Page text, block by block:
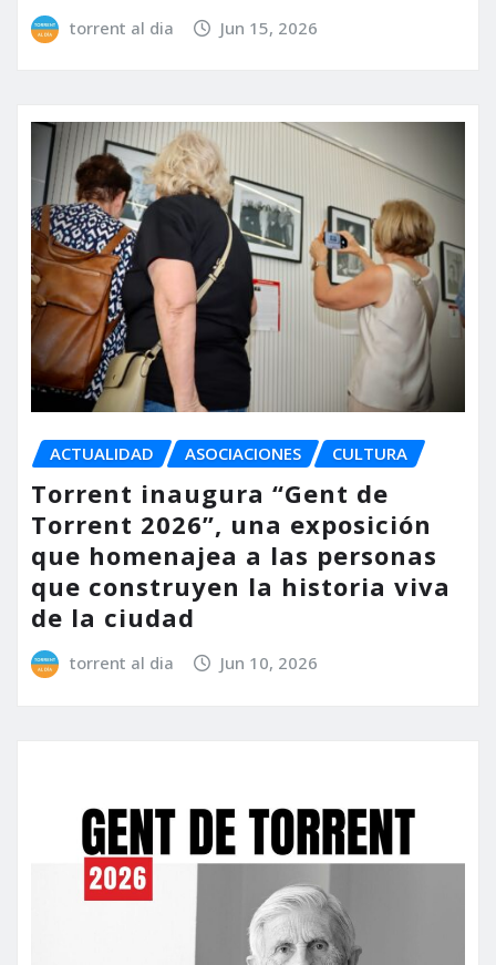
torrent al dia Jun 15, 2026
ACTUALIDAD ASOCIACIONES CULTURA
Torrent inaugura “Gent de
Torrent 2026”, una exposición
que homenajea a las personas
que construyen la historia viva
de la ciudad
torrent al dia Jun 10, 2026